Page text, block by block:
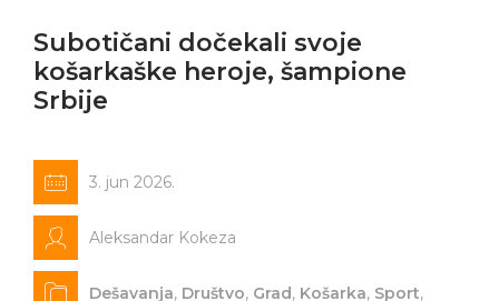
Subotičani dočekali svoje
košarkaške heroje, šampione
Srbije
3. jun 2026.
Aleksandar Kokeza
Dešavanja, Društvo, Grad, Košarka, Sport,